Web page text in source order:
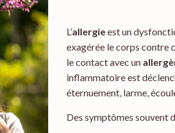
L’allergieest un
exagérée le corps contre
le contact avec un
inflammatoire est
éternuement, larme,
Des symptômes souvent